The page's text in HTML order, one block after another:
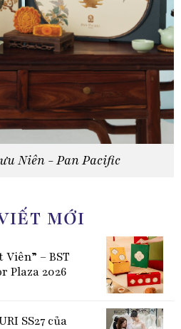
Niên - Pan Pacific
MỚI
Viên” – BST
Plaza 2026
SS27 của